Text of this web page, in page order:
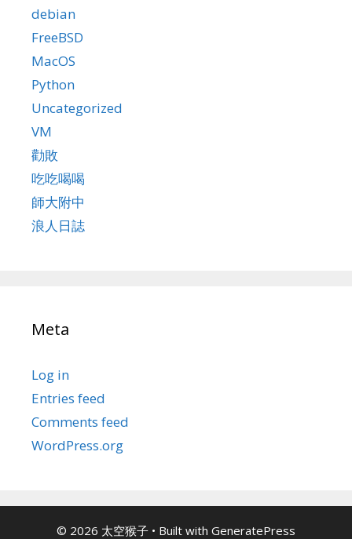
debian
FreeBSD
MacOS
Python
Uncategorized
VM
勸敗
吃吃喝喝
師大附中
浪人日誌
Meta
Log in
Entries feed
Comments feed
WordPress.org
© 2026 太空猴子 • Built with GeneratePress